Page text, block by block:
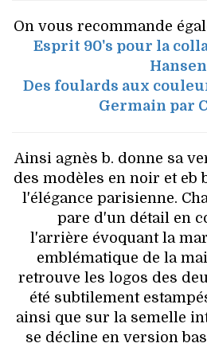
On vous recommande
Esprit 90's pour la
Hansen
Des foulards aux
Germain par
Ainsi agnès b. donne sa
des modèles en noir et eb
l'élégance parisienne.
pare d'un détail en
l'arrière évoquant la
emblématique de la
retrouve les logos des
été subtilement
ainsi que sur la semelle
se décline en version